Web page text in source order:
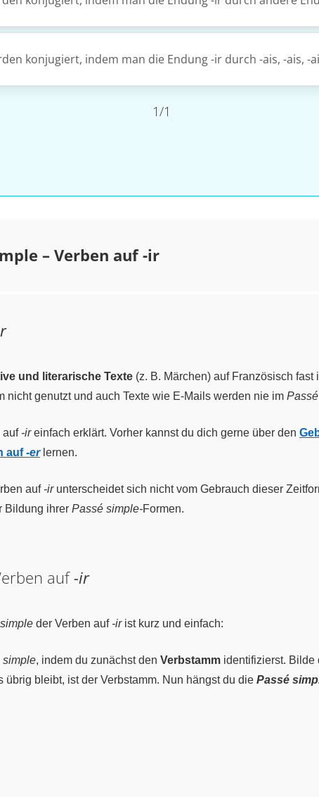
konjugiert, indem man die Endung -ir durch -ais, -ais, -
1/1
– Verben auf -ir
und literarische Texte (z. B. Märchen) auf Französisch fast
genutzt und auch Texte wie E-Mails werden nie im
auf -ireinfach erklärt. Vorher kannst du dich gerne über den
auf-erlernen.
auf -irunterscheidet sich nicht vom Gebrauch dieser
Bildung ihrer Passé simple-Formen.
auf-ir
der Verben auf -irist kurz und einfach:
simple, indem du zunächst den Verbstamm identifizierst.
übrig bleibt, ist der Verbstamm. Nun hängst du die Passé